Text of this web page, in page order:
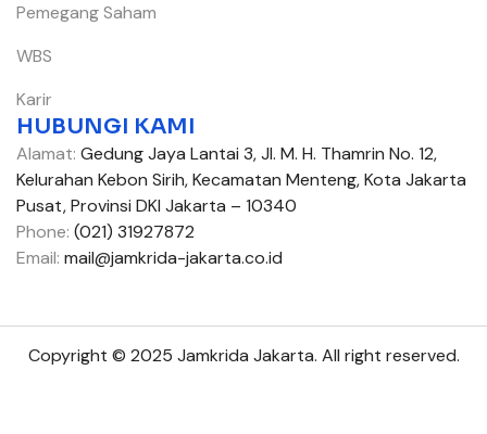
Pemegang Saham
WBS
Karir
HUBUNGI KAMI
Alamat: Gedung Jaya Lantai 3, Jl. M. H. Thamrin No. 12,
Kelurahan Kebon Sirih, Kecamatan Menteng, Kota Jakarta
Pusat, Provinsi DKI Jakarta – 10340
Phone: (021) 31927872
Email: mail@jamkrida-jakarta.co.id
Copyright © 2025 Jamkrida Jakarta. All right reserved.